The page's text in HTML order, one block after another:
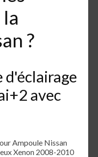
?
d'éclairage
avec
Ampoule Nissan
Xenon 2008-2010